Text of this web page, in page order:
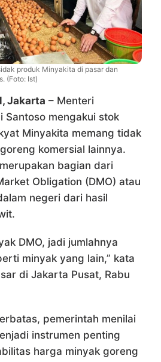
produk Minyakita di pasar dan
(Foto: Ist)
Jakarta – Menteri
Santoso mengakui stok
Minyakita memang tidak
komersial lainnya.
bagian dari
Obligation (DMO) atau
negeri dari hasil
DMO, jadi jumlahnya
minyak yang lain,” kata
di Jakarta Pusat, Rabu
pemerintah menilai
instrumen penting
harga minyak goreng